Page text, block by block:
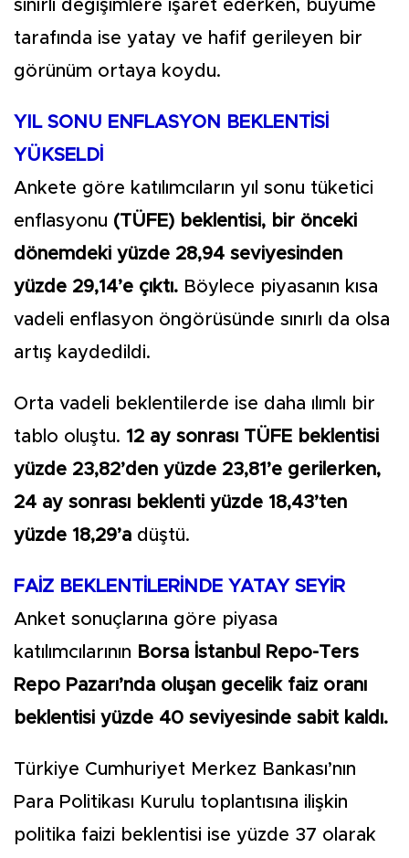
sınırlı değişimlere işaret ederken, büyüme
tarafında ise yatay ve hafif gerileyen bir
görünüm ortaya koydu.
YIL SONU ENFLASYON BEKLENTİSİ
YÜKSELDİ
Ankete göre katılımcıların yıl sonu tüketici
enflasyonu (TÜFE) beklentisi, bir önceki
dönemdeki yüzde 28,94 seviyesinden
yüzde 29,14’e çıktı. Böylece piyasanın kısa
vadeli enflasyon öngörüsünde sınırlı da olsa
artış kaydedildi.
Orta vadeli beklentilerde ise daha ılımlı bir
tablo oluştu. 12 ay sonrası TÜFE beklentisi
yüzde 23,82’den yüzde 23,81’e gerilerken,
24 ay sonrası beklenti yüzde 18,43’ten
yüzde 18,29’a düştü.
FAİZ BEKLENTİLERİNDE YATAY SEYİR
Anket sonuçlarına göre piyasa
katılımcılarının Borsa İstanbul Repo-Ters
Repo Pazarı’nda oluşan gecelik faiz oranı
beklentisi yüzde 40 seviyesinde sabit kaldı.
Türkiye Cumhuriyet Merkez Bankası’nın
Para Politikası Kurulu toplantısına ilişkin
politika faizi beklentisi ise yüzde 37 olarak